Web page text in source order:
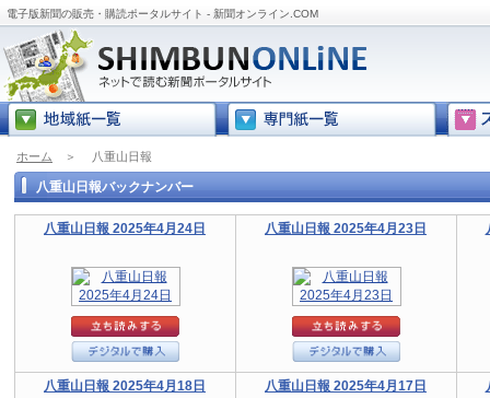
電子版新聞の販売・購読ポータルサイト - 新聞オンライン.COM
ホーム ＞ 八重山日報
八重山日報バックナンバー
八重山日報 2025年4月24日 八重山日報 2025年4月23日
八重山日報 2025年4月18日 八重山日報 2025年4月17日